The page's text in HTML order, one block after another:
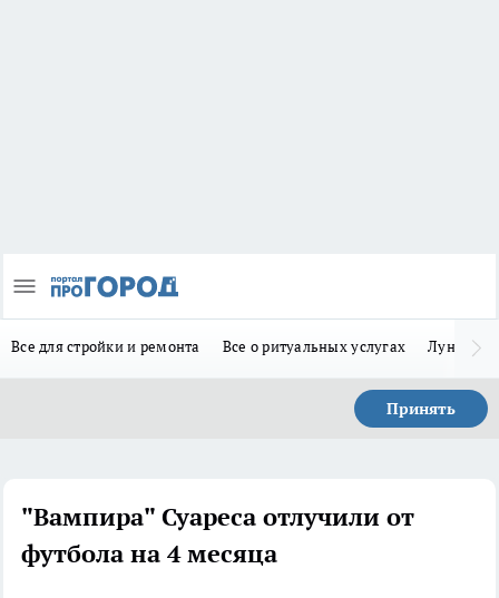
Все для стройки и ремонта Все о ритуальных услугах Лунно-
Принять
"Вампира" Суареса отлучили от
футбола на 4 месяца